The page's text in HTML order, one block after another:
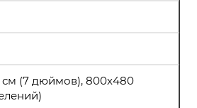
см (7 дюймов), 800х480